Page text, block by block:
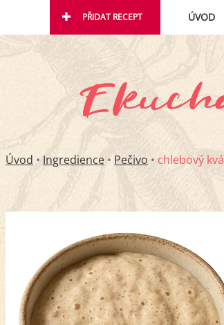
PŘIDAT RECEPT ÚVOD
Úvod • Ingredience • Pečivo •chlebový